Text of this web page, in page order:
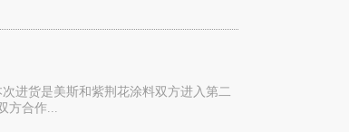
进货是美斯和紫荆花涂料双方进入第二
方合作...